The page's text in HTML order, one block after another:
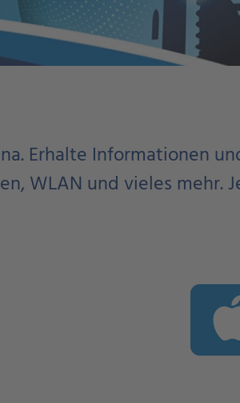
Erhalte Informationen
WLAN und vieles mehr.